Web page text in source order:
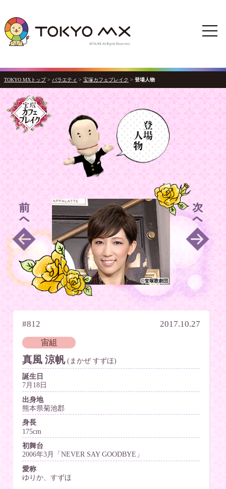
TOKYO MXトップ > バラエティ > 宝塚カフェブレイク > 登場人物
#812 2017.10.27
宙組
真風 涼帆 (まかぜ すずほ)
誕生日
7月18日
出身地
熊本県菊池郡
身長
175cm
初舞台
2006年3月「NEVER SAY GOODBYE」
愛称
ゆりか、すずほ